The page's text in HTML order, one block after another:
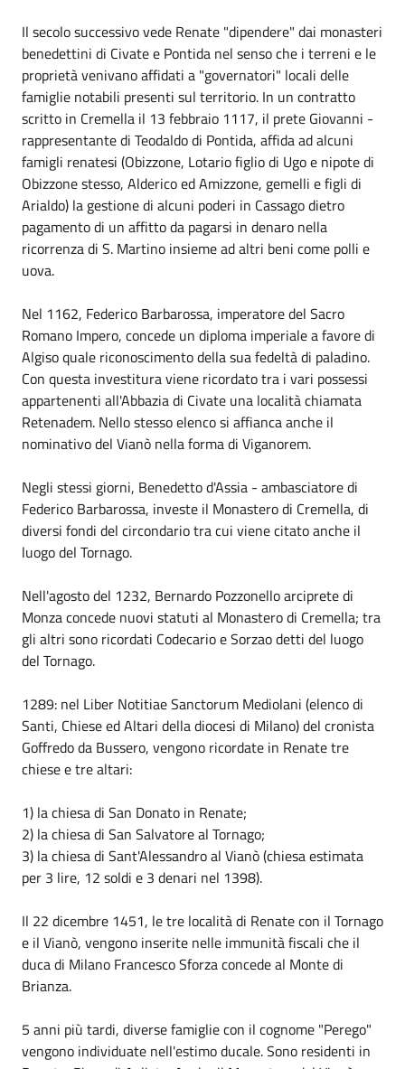
Il secolo successivo vede Renate "dipendere" dai monasteri
benedettini di Civate e Pontida nel senso che i terreni e le
proprietà venivano affidati a "governatori" locali delle
famiglie notabili presenti sul territorio. In un contratto
scritto in Cremella il 13 febbraio 1117, il prete Giovanni -
rappresentante di Teodaldo di Pontida, affida ad alcuni
famigli renatesi (Obizzone, Lotario figlio di Ugo e nipote di
Obizzone stesso, Alderico ed Amizzone, gemelli e figli di
Arialdo) la gestione di alcuni poderi in Cassago dietro
pagamento di un affitto da pagarsi in denaro nella
ricorrenza di S. Martino insieme ad altri beni come polli e
uova.
Nel 1162, Federico Barbarossa, imperatore del Sacro
Romano Impero, concede un diploma imperiale a favore di
Algiso quale riconoscimento della sua fedeltà di paladino.
Con questa investitura viene ricordato tra i vari possessi
appartenenti all'Abbazia di Civate una località chiamata
Retenadem. Nello stesso elenco si affianca anche il
nominativo del Vianò nella forma di Viganorem.
Negli stessi giorni, Benedetto d'Assia - ambasciatore di
Federico Barbarossa, investe il Monastero di Cremella, di
diversi fondi del circondario tra cui viene citato anche il
luogo del Tornago.
Nell'agosto del 1232, Bernardo Pozzonello arciprete di
Monza concede nuovi statuti al Monastero di Cremella; tra
gli altri sono ricordati Codecario e Sorzao detti del luogo
del Tornago.
1289: nel Liber Notitiae Sanctorum Mediolani (elenco di
Santi, Chiese ed Altari della diocesi di Milano) del cronista
Goffredo da Bussero, vengono ricordate in Renate tre
chiese e tre altari:
1) la chiesa di San Donato in Renate;
2) la chiesa di San Salvatore al Tornago;
3) la chiesa di Sant'Alessandro al Vianò (chiesa estimata
per 3 lire, 12 soldi e 3 denari nel 1398).
Il 22 dicembre 1451, le tre località di Renate con il Tornago
e il Vianò, vengono inserite nelle immunità fiscali che il
duca di Milano Francesco Sforza concede al Monte di
Brianza.
5 anni più tardi, diverse famiglie con il cognome "Perego"
vengono individuate nell'estimo ducale. Sono residenti in